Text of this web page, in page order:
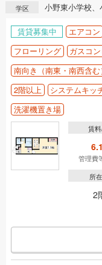
学区 小野東小学校、
賃貸募集中 エアコン
フローリング
ガスコ
南向き（南東・南西含む
2階以上
システムキッ
洗濯機置き場
賃
管理費
所
2